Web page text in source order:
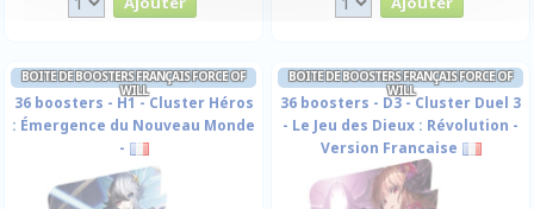
BOITE DE BOOSTERS FRANÇAIS FORCE OF
WILL
36 boosters - H1 - Cluster Héros
: Émergence du Nouveau Monde
-
BOITE DE BOOSTERS FRANÇAIS FORCE OF
WILL
36 boosters - D3 - Cluster Duel 3
- Le Jeu des Dieux : Révolution -
Version Francaise